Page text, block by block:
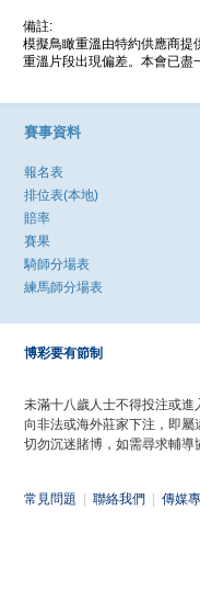
備註:
模擬鳥瞰重溫由特約供應商提
重溫片段出現偏差。本會已盡
賽事資料
報名表
排位表(本地)
賠率
賽果
騎師分場表
練馬師分場表
博彩要有節制
未滿十八歲人士不得投注或進
向非法或海外莊家下注，即屬
切勿沉迷賭博，如需尋求輔導
常見問題 聯絡我們 傳媒